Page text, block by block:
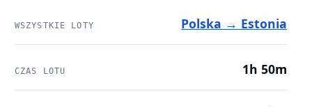
WSZYSTKIE LOTY Polska → Estonia
CZAS LOTU 1h 50m